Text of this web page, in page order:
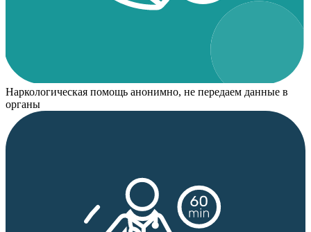
Наркологическая помощь анонимно, не передаем данные в
органы